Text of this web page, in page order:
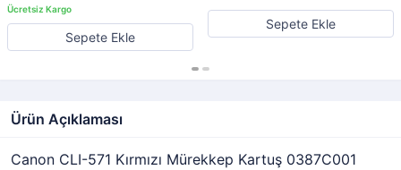
Sepete Ekle
Sepete Ekle
Ürün Açıklaması
Canon CLI-571 Kırmızı Mürekkep Kartuş 0387C001